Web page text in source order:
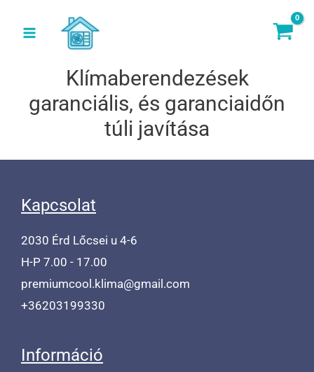
Klímaberendezések
garanciális, és garanciaidőn
túli javítása
Kapcsolat
2030 Érd Lőcsei u 4-6
H-P 7.00 - 17.00
premiumcool.klima@gmail.com
+36203199330
Információ